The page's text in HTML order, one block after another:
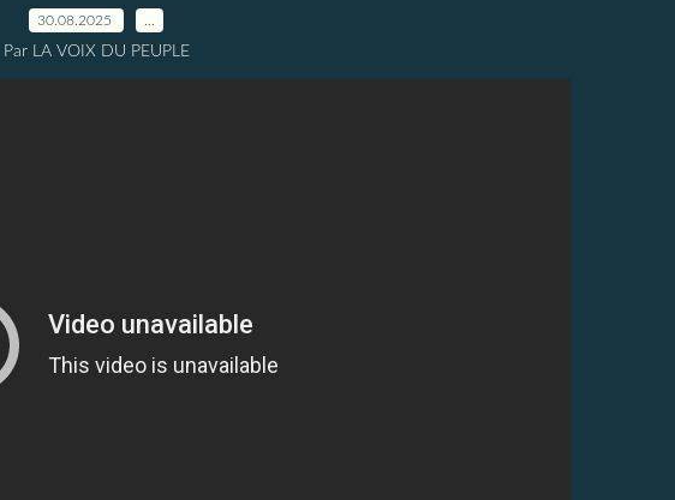
30.08.2025
Par LA VOIX DU PEUPLE